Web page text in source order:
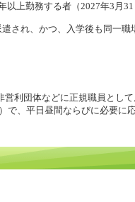
以上勤務する者（2027年3月
され、かつ、入学後も同一職
利団体などに正規職員とし
で、平日昼間ならびに必要に